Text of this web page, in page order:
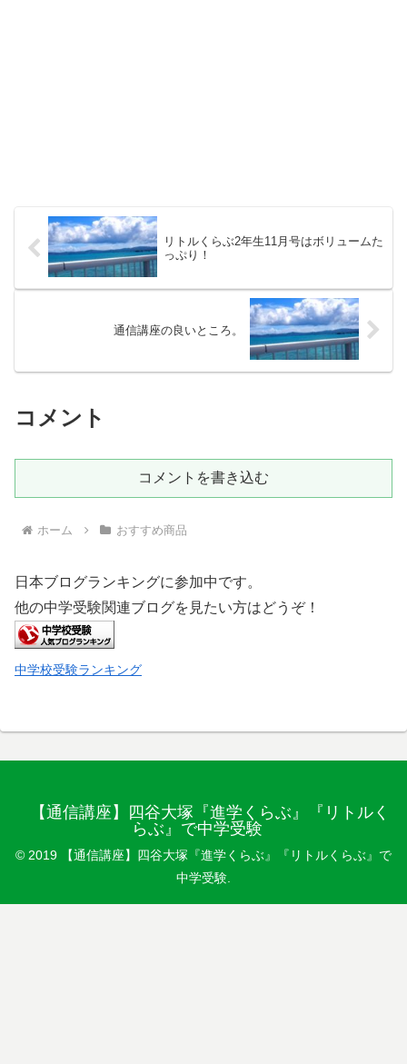
リトルくらぶ2年生11月号はボリュームた
っぷり！
通信講座の良いところ。
コメント
コメントを書き込む
ホーム おすすめ商品
日本ブログランキングに参加中です。
他の中学受験関連ブログを見たい方はどうぞ！
中学校受験ランキング
【通信講座】四谷大塚『進学くらぶ』『リトルく
らぶ』で中学受験
© 2019 【通信講座】四谷大塚『進学くらぶ』『リトルくらぶ』で
中学受験.